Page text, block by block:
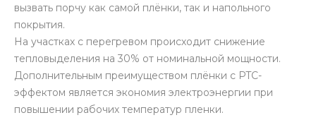
вызвать порчу как самой плёнки, так и напольного
покрытия.
На участках с перегревом происходит снижение
тепловыделения на 30% от номинальной мощности.
Дополнительным преимуществом плёнки с PTC-
эффектом является экономия электроэнергии при
повышении рабочих температур пленки.